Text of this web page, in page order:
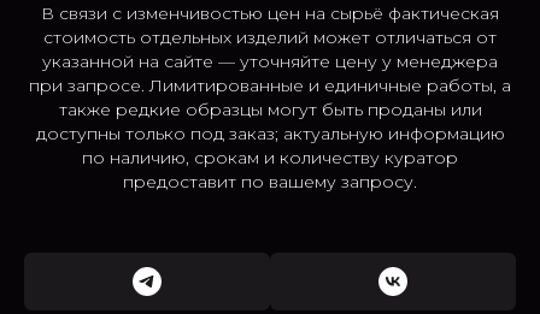
В связи с изменчивостью цен на сырьё фактическая
стоимость отдельных изделий может отличаться от
указанной на сайте — уточняйте цену у менеджера
при запросе. Лимитированные и единичные работы, а
также редкие образцы могут быть проданы или
доступны только под заказ; актуальную информацию
по наличию, срокам и количеству куратор
предоставит по вашему запросу.